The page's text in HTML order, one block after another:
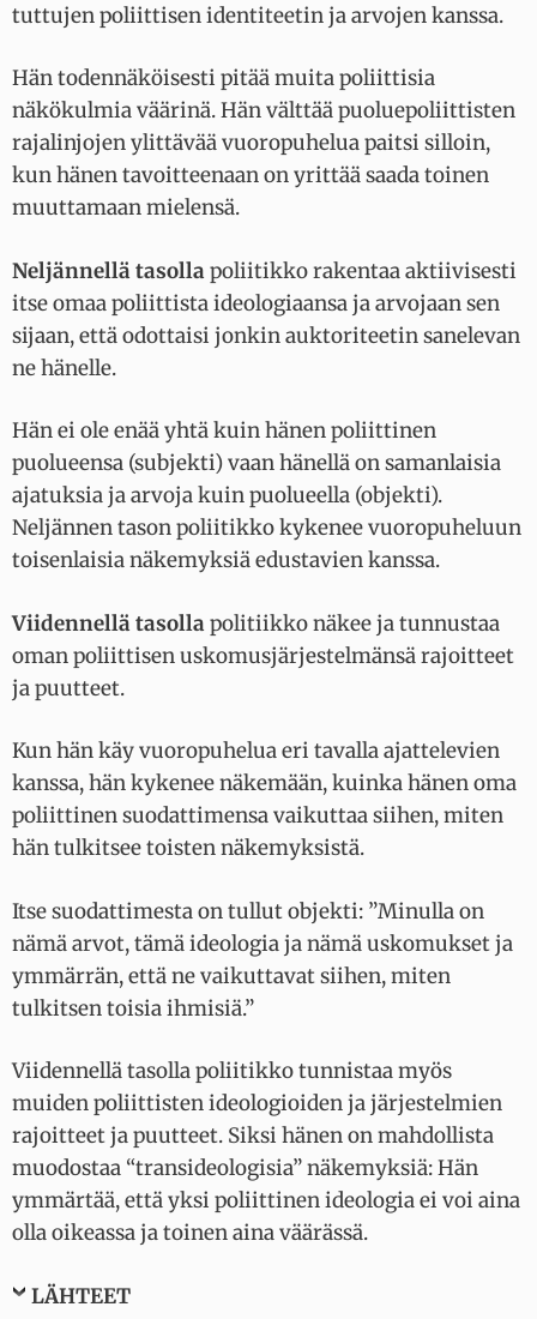
tuttujen poliittisen identiteetin ja arvojen kanssa.
Hän todennäköisesti pitää muita poliittisia
näkökulmia väärinä. Hän välttää puoluepoliittisten
rajalinjojen ylittävää vuoropuhelua paitsi silloin,
kun hänen tavoitteenaan on yrittää saada toinen
muuttamaan mielensä.
Neljännellä tasollapoliitikko rakentaa aktiivisesti
itse omaa poliittista ideologiaansa ja arvojaan sen
sijaan, että odottaisi jonkin auktoriteetin sanelevan
ne hänelle.
Hän ei ole enää yhtä kuin hänen poliittinen
puolueensa (subjekti) vaan hänellä on samanlaisia
ajatuksia ja arvoja kuin puolueella (objekti).
Neljännen tason poliitikko kykenee vuoropuheluun
toisenlaisia näkemyksiä edustavien kanssa.
Viidennellä tasollapolitiikko näkee ja tunnustaa
oman poliittisen uskomusjärjestelmänsä rajoitteet
ja puutteet.
Kun hän käy vuoropuhelua eri tavalla ajattelevien
kanssa, hän kykenee näkemään, kuinka hänen oma
poliittinen suodattimensa vaikuttaa siihen, miten
hän tulkitsee toisten näkemyksistä.
Itse suodattimesta on tullut objekti: ”Minulla on
nämä arvot, tämä ideologia ja nämä uskomukset ja
ymmärrän, että ne vaikuttavat siihen, miten
tulkitsen toisia ihmisiä.”
Viidennellä tasolla poliitikko tunnistaa myös
muiden poliittisten ideologioiden ja järjestelmien
rajoitteet ja puutteet. Siksi hänen on mahdollista
muodostaa “transideologisia” näkemyksiä: Hän
ymmärtää, että yksi poliittinen ideologia ei voi aina
olla oikeassa ja toinen aina väärässä.
LÄHTEET